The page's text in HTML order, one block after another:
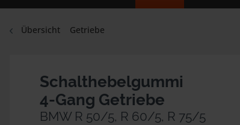
Übersicht Getriebe
Schalthebelgummi
4-Gang Getriebe
BMW R 50/5, R 60/5, R 75/5